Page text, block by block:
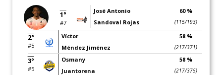
1°
#7
José Antonio
Sandoval Rojas
60 %
(115/193)
2°
#5
Víctor
Méndez Jiménez
58 %
(217/371)
3°
#5
Osmany
Juantorena
58 %
(217/375)